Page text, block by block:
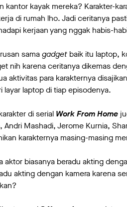
kayak mereka? Karakter-
di rumah lho. Jadi ceritanya
kerjaan yang nggak habis-
samagadget baik itu laptop,
nih karena ceritanya dikemas
aktivitas para karakternya
layar laptop di tiap episodenya.
di serial Work From Home
Mashadi, Jerome Kurnia,
karakternya masing-masing
aktor biasanya beradu akting
akting dengan kamera karena